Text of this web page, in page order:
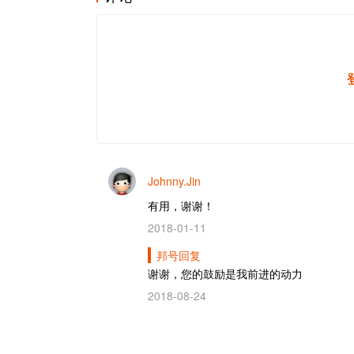
Johnny.Jin
有用，谢谢！
2018-01-11
邦号回复
谢谢，您的鼓励是我前进的动力
2018-08-24